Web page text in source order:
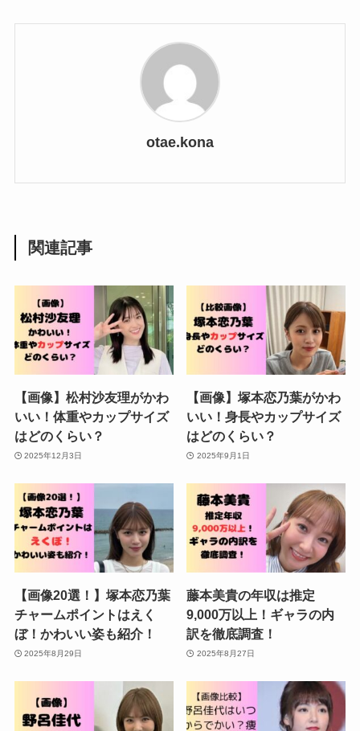
otae.kona
関連記事
【画像】松村沙友理がかわ
いい！体重やカップサイズ
はどのくらい？
2025年12月3日
【画像】塚本恋乃葉がかわ
いい！身長やカップサイズ
はどのくらい？
2025年9月1日
【画像20選！】塚本恋乃葉
チャームポイントはえく
ぼ！かわいい姿も紹介！
2025年8月29日
藤本美貴の年収は推定
9,000万以上！ギャラの内
訳を徹底調査！
2025年8月27日